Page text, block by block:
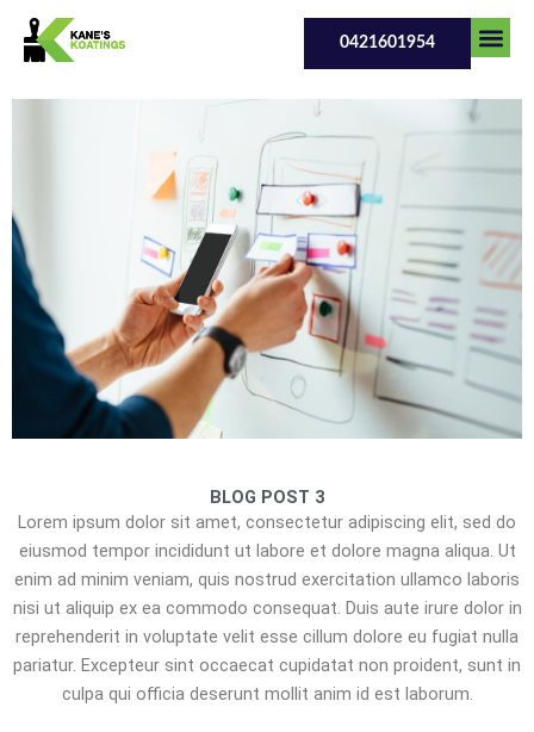
0421601954
BLOG POST 3
Lorem ipsum dolor sit amet, consectetur adipiscing elit, sed do
eiusmod tempor incididunt ut labore et dolore magna aliqua. Ut
enim ad minim veniam, quis nostrud exercitation ullamco laboris
nisi ut aliquip ex ea commodo consequat. Duis aute irure dolor in
reprehenderit in voluptate velit esse cillum dolore eu fugiat nulla
pariatur. Excepteur sint occaecat cupidatat non proident, sunt in
culpa qui officia deserunt mollit anim id est laborum.